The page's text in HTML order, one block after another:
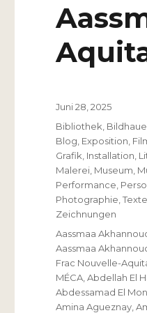
Veröffentlicht
am
Juni 28, 2025
Kategorien
Bibliothek
Blog Exposition
Grafik Installation
Malerei Museum
Performance
Photographie ,Texte
Zeichnungen
Schlagwörter
Aassmaa
Aassmaa
Frac Nouvelle-
MÉCA ,Abdellah El
Abdessamad El
Amina Agueznay ,